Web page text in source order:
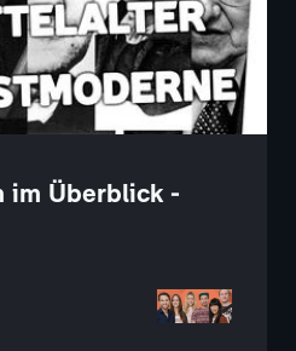
im Überblick -